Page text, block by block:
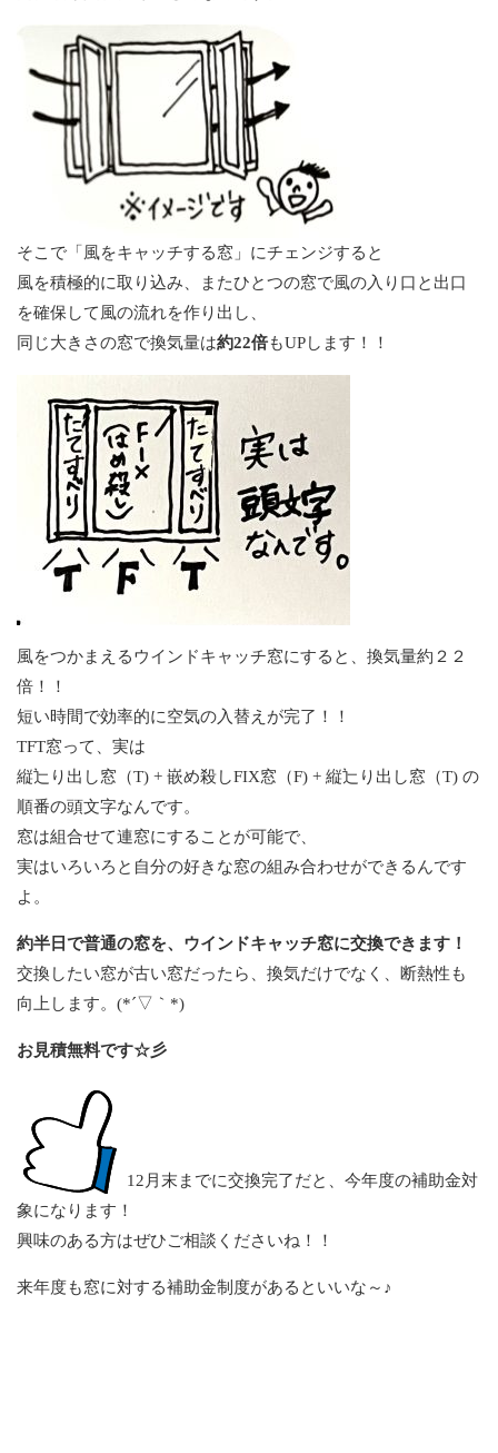
そこで「風をキャッチする窓」にチェンジすると
風を積極的に取り込み、またひとつの窓で風の入り口と出口
を確保して風の流れを作り出し、
同じ大きさの窓で換気量は約22倍もUPします！！
風をつかまえるウインドキャッチ窓にすると、換気量約２２
倍！！
短い時間で効率的に空気の入替えが完了！！
TFT窓って、実は
縦辷り出し窓（T) + 嵌め殺しFIX窓（F) + 縦辷り出し窓（T) の
順番の頭文字なんです。
窓は組合せて連窓にすることが可能で、
実はいろいろと自分の好きな窓の組み合わせができるんです
よ。
約半日で普通の窓を、ウインドキャッチ窓に交換できます！
交換したい窓が古い窓だったら、換気だけでなく、断熱性も
向上します。(*´▽｀*)
お見積無料です☆彡
12月末までに交換完了だと、今年度の補助金対
象になります！
興味のある方はぜひご相談くださいね！！
来年度も窓に対する補助金制度があるといいな～♪